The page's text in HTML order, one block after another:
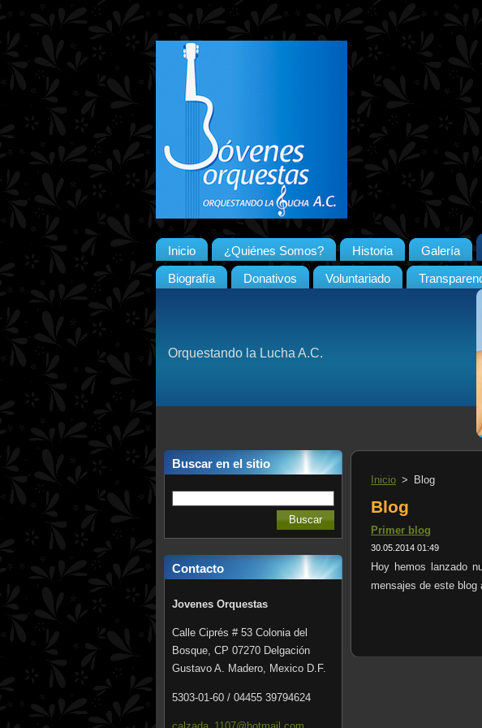
Inicio ¿Quiénes Somos? Historia Galería
Biografía Donativos Voluntariado
Orquestando la Lucha A.C.
Buscar en el sitio
Contacto
Jovenes Orquestas
Calle Ciprés # 53 Colonia del
Bosque, CP 07270 Delgación
Gustavo A. Madero, Mexico D.F.
5303-01-60 / 04455 39794624
Inicio > Blog
Blog
Primer blog
30.05.2014 01:49
Hoy hemos lanzado
mensajes de este blog